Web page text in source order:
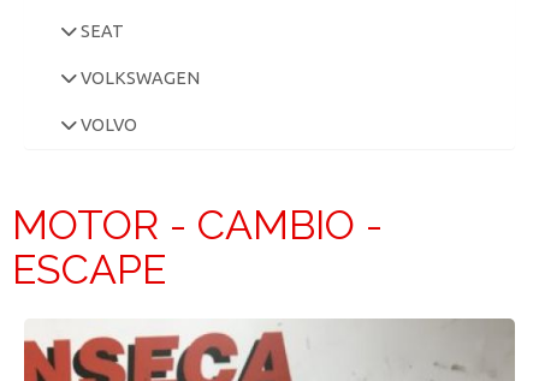
SEAT
VOLKSWAGEN
VOLVO
MOTOR - CAMBIO -
ESCAPE